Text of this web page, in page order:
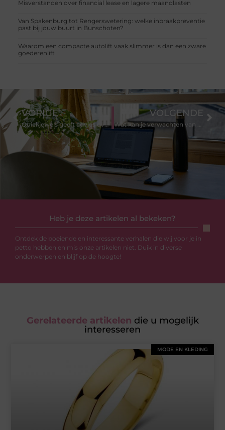
Misverstanden over financial lease en lagere maandlasten
Van Spakenburg tot Rengerswetering: welke inbraakpreventie
past bij jouw buurt in Bunschoten?
Waarom een compacte autolift vaak slimmer is dan een zware
goederenlift
Heb je deze artikelen al bekeken?
Ontdek de boeiende en interessante verhalen die wij voor je in
petto hebben en mis onze artikelen niet. Duik in diverse
onderwerpen en blijf op de hoogte!
VORIGE
Quickjewels geeft advies over juwelen schoonmaken
VOLGENDE
Gerelateerde artikelen die u mogelijk
interesseren
MODE EN KLEDING